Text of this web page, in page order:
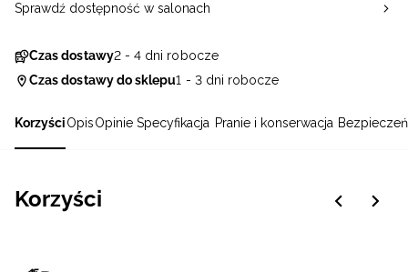
KorzyściOpisOpinie Specyfikacja Pranie i konserwacja
Korzyści
Czas dostawy2 - 4 dni robocze
Czas dostawy do sklepu1 - 3 dni robocze
Sprawdź dostępność w salonach